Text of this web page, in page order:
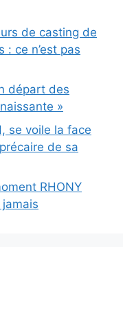
de casting de
: ce n’est pas
départ des
»
se voile la face
de sa
RHONY